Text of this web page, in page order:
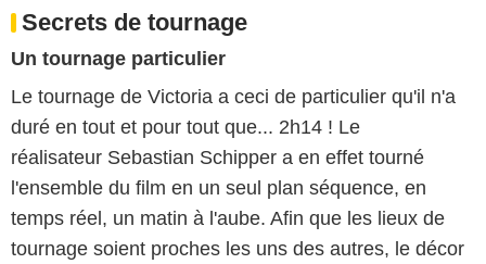
Secrets de tournage
Un tournage particulier
Le tournage de Victoria a ceci de particulier qu'il n'a
duré en tout et pour tout que... 2h14 ! Le
réalisateur Sebastian Schipper a en effet tourné
l'ensemble du film en un seul plan séquence, en
temps réel, un matin à l'aube. Afin que les lieux de
tournage soient proches les uns des autres, le décor